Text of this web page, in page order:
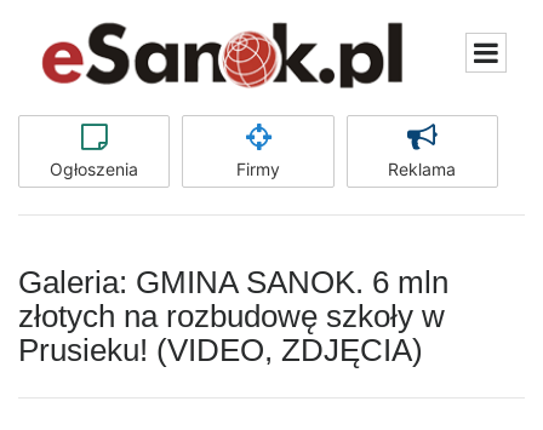
Ogłoszenia Firmy Reklama
Galeria: GMINA SANOK. 6 mln
złotych na rozbudowę szkoły w
Prusieku! (VIDEO, ZDJĘCIA)